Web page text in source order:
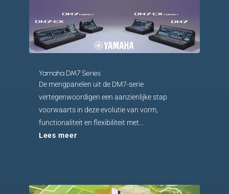
Yamaha DM7 Series
De mengpanelen uit de DM7-serie
vertegenwoordigen een aanzienlijke stap
voorwaarts in deze evolutie van vorm,
functionaliteit en flexibiliteit met...
Lees meer